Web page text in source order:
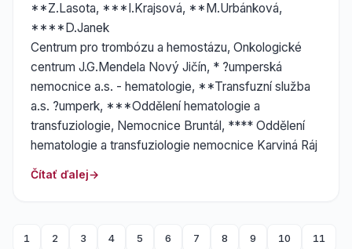
**Z.Lasota, ***I.Krajsová, **M.Urbánková,
****D.Janek
Centrum pro trombózu a hemostázu, Onkologické
centrum J.G.Mendela Nový Jičín, * ?umperská
nemocnice a.s. - hematologie, **Transfuzní služba
a.s. ?umperk, ***Oddělení hematologie a
transfuziologie, Nemocnice Bruntál, **** Oddělení
hematologie a transfuziologie nemocnice Karviná Ráj
Čítať ďalej
1 2 3 4 5 6 7 8 9 10 11